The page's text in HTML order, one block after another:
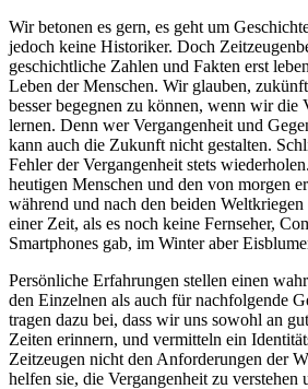
Wir betonen es gern, es geht um
jedoch keine Historiker. Doch
geschichtliche Zahlen und Fakten erst
Leben der Menschen. Wir glauben,
besser begegnen zu können, wenn wir die
lernen. Denn wer Vergangenheit und
kann auch die Zukunft nicht gestalten.
Fehler der Vergangenheit stets
heutigen Menschen und den von morgen
während und nach den beiden
einer Zeit, als es noch keine Fernseher,
Smartphones gab, im Winter aber
Persönliche Erfahrungen stellen einen
den Einzelnen als auch für nachfolgende
tragen dazu bei, dass wir uns sowohl an
Zeiten erinnern, und vermitteln ein
Zeitzeugen nicht den Anforderungen der
helfen sie, die Vergangenheit zu verstehen